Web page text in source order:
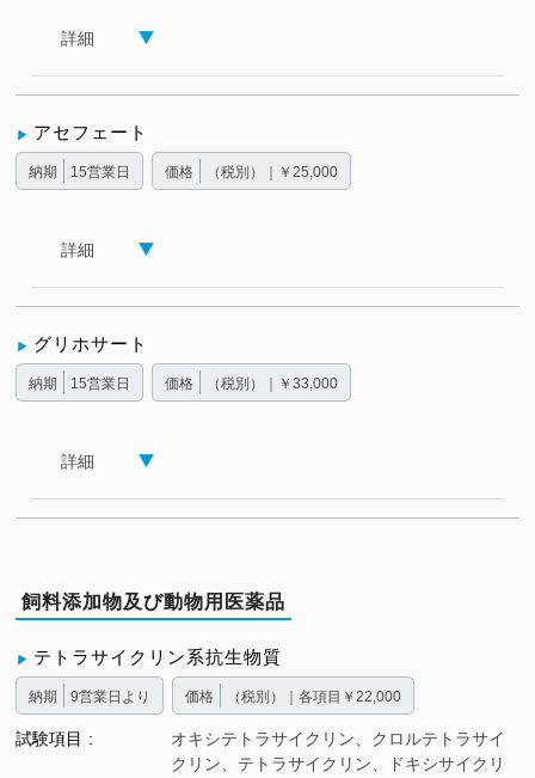
詳細
アセフェート
納期 15営業日 価格 （税別）｜￥25,000
詳細
グリホサート
納期 15営業日 価格 （税別）｜￥33,000
詳細
飼料添加物及び動物用医薬品
テトラサイクリン系抗生物質
納期 9営業日より 価格 （税別）｜各項目￥22,000
試験項目
オキシテトラサイクリン、クロルテトラサイ
クリン、テトラサイクリン、ドキシサイクリ